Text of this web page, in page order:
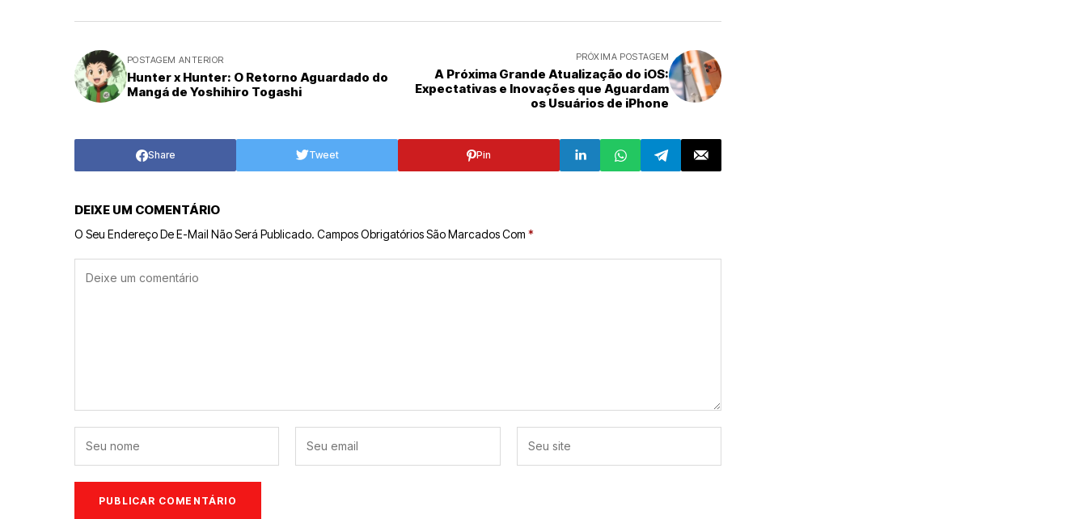
POSTAGEM ANTERIOR
Hunter x Hunter: O Retorno Aguardado do
Mangá de Yoshihiro Togashi
PRÓXIMA POSTAGEM
A Próxima Grande Atualização do iOS:
Expectativas e Inovações que Aguardam
os Usuários de iPhone
Share Tweet Pin
DEIXE UM COMENTÁRIO
O Seu Endereço De E-Mail Não Será Publicado. Campos Obrigatórios São Marcados Com *